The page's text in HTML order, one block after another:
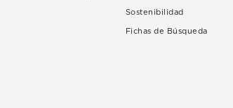
Sostenibilidad
Fichas de Búsqueda